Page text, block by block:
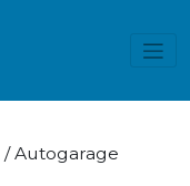
/ Autogarage